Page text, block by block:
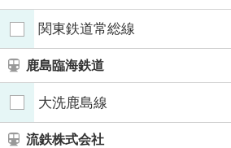
関東鉄道常総線
鹿島臨海鉄道
大洗鹿島線
流鉄株式会社